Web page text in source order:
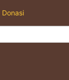
Donasi